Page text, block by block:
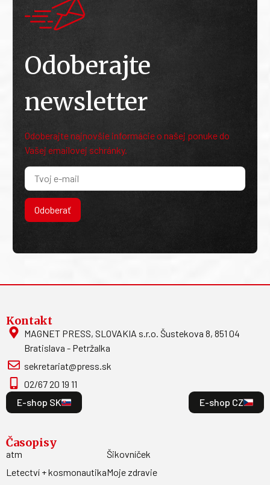
Odoberajte
newsletter
Odoberajte najnovšie informácie o našej ponuke do
Vašej emailovej schránky.
Odoberať
Kontakt
MAGNET PRESS, SLOVAKIA s.r.o. Šustekova 8, 851 04
Bratislava - Petržalka
sekretariat@press.sk
02/67 20 19 11
E-shop SK
E-shop CZ
Časopisy
atm
Letectví + kosmonautika
Šikovníček
Moje zdravie